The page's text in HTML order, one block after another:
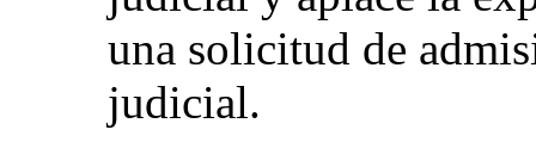
una solicitud de
judicial.